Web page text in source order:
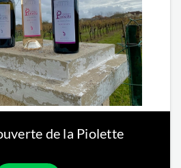
de la Piolette